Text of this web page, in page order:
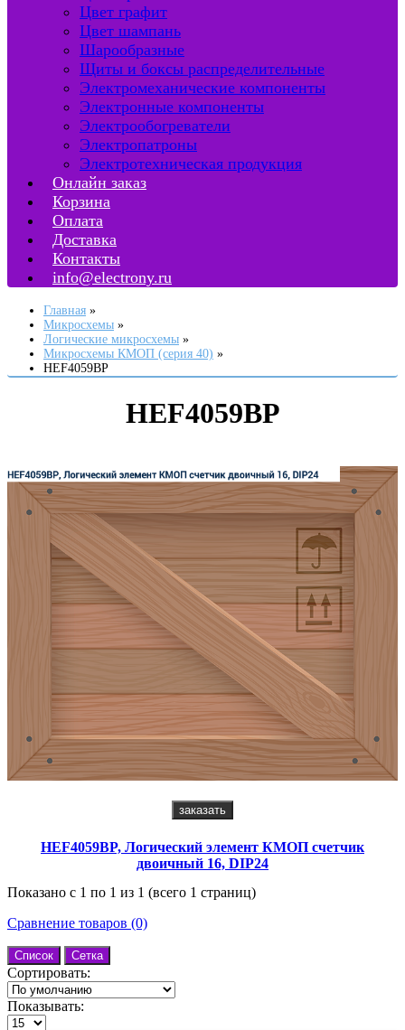
Цвет графит
Цвет шампань
Шарообразные
Щиты и боксы распределительные
Электромеханические компоненты
Электронные компоненты
Электрообогреватели
Электропатроны
Электротехническая продукция
Онлайн заказ
Корзина
Оплата
Доставка
Контакты
info@electrony.ru
Главная
Микросхемы
Логические микросхемы
Микросхемы КМОП (серия 40)
HEF4059BP
HEF4059BP
заказать
HEF4059BP, Логический элемент КМОП счетчик
двоичный 16, DIP24
Показано с 1 по 1 из 1 (всего 1 страниц)
Сравнение товаров (0)
Список Сетка
Сортировать:
Показывать: